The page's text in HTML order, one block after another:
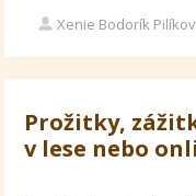
Xenie Bodorík
Prožitky,
v lese nebo